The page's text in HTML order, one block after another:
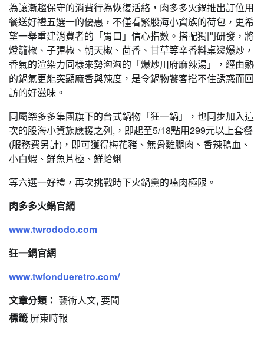
為讓漸趨保守的消費行為恢復活絡，肉多多火鍋推出訂位用
餐送好禮五選一的優惠，不僅看緊股海小資族的荷包，更希
望一舉重建消費者的「胃口」信心指數。搭配獨門研發，將
燈籠椒、子彈椒、朝天椒、茴香、甘草等辛香料桌邊爆炒，
香氣的渲染力同樣來勢洶洶的「爆炒川府麻辣湯」，經由熱
的鍋氣更能突顯麻香與辣度，是令鍋物饕客擋不住誘惑而回
訪的好滋味。
同屬樂多多集團旗下的台式鍋物「狂一鍋」，也同步加入這
次的股海小資族應援之列,，即起至5/18點用299元以上套餐
(服務費另計)，即可獲得梅花豬、無骨雞腿肉、香辣鴨血、
小白蝦、鮮魚片極、鮮蛤蜊
等六選一好禮，再次挑戰時下火鍋黨的嗑肉極限。
肉多多火鍋官網
www.twrododo.com
狂一鍋官網
www.twfondueretro.com/
文章分類： 藝術人文,要聞
標籤 屏東時報